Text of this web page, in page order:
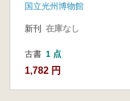
の活用を中
心に-)
로- (新昌洞遺跡の意
と遺跡の活用を中心
国立光州博物館
新刊 在庫なし
古書 1 点
1,782 円